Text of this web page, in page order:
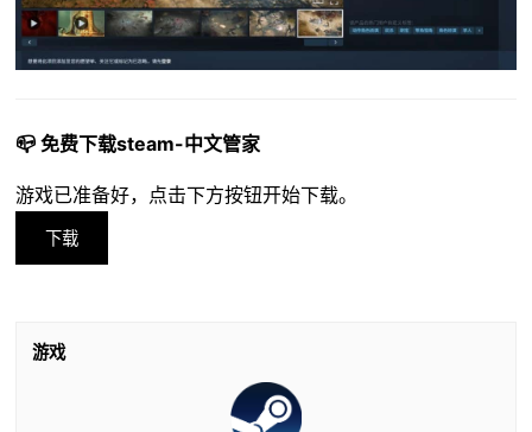
📪 免费下载steam-中文管家
游戏已准备好，点击下方按钮开始下载。
下载
游戏